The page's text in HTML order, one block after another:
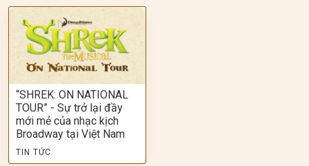
“SHREK: ON NATIONAL
TOUR” - Sự trở lại đầy
mới mẻ của nhạc kịch
Broadway tại Việt Nam
TIN TỨC